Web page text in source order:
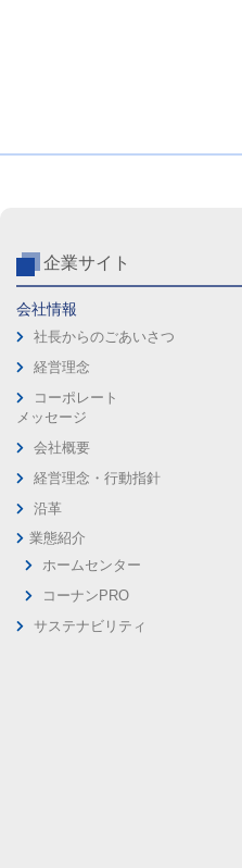
企業サイト
会社情報
社長からのごあいさつ
経営理念
コーポレート
メッセージ
会社概要
経営理念・行動指針
沿革
業態紹介
ホームセンター
コーナンPRO
サステナビリティ